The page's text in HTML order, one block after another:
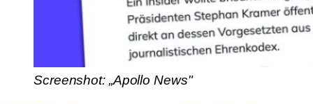
Screenshot: „Apollo News"